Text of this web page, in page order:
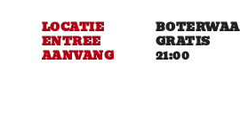
LOCATIE
ENTREE GRATIS
AANVANG 21:00